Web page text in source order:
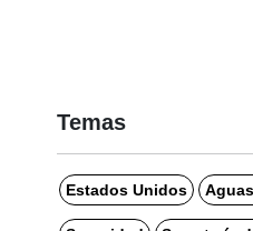
Temas
Estados Unidos